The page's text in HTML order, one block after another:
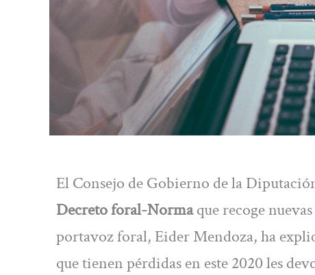
El Consejo de Gobierno de la
Decreto foral-Normaque recoge
portavoz foral, Eider Mendoza, ha
que tienen pérdidas en este 2020 les